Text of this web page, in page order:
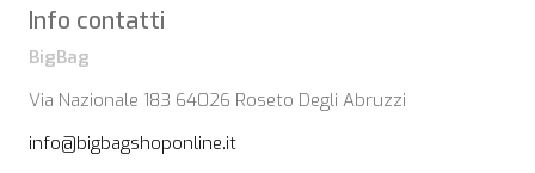
Info contatti
BigBag
Via Nazionale 183 64026 Roseto Degli Abruzzi
info@bigbagshoponline.it